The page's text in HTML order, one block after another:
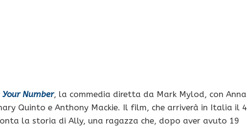
Your Number, la commedia diretta da Mark Mylod, con Anna
Quinto e Anthony Mackie. Il film, che arriverà in Italia il 4
la storia di Ally, una ragazza che, dopo aver avuto 19